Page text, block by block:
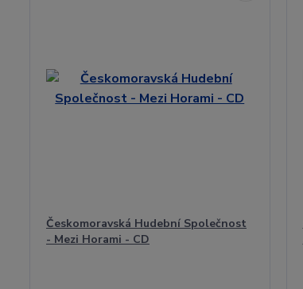
Českomoravská Hudební Společnost
- Mezi Horami - CD